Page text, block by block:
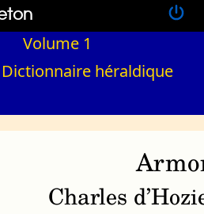
Volume 1
Dictionnaire héraldique
Charles